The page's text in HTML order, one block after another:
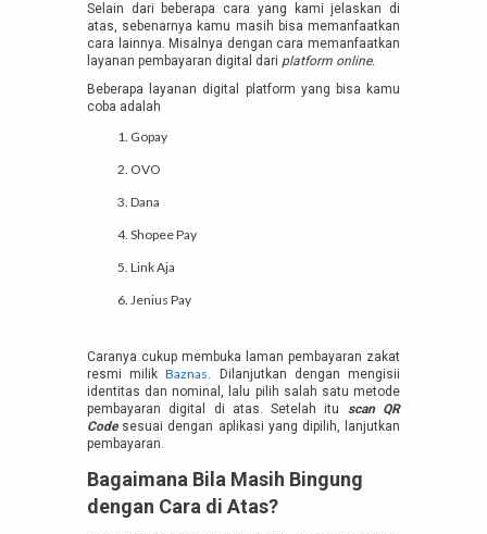
Selain dari beberapa cara yang kami jelaskan di
atas, sebenarnya kamu masih bisa memanfaatkan
cara lainnya. Misalnya dengan cara memanfaatkan
layanan pembayaran digital dari platform online.
Beberapa layanan digital platform yang bisa kamu
coba adalah
Gopay
OVO
Dana
Shopee Pay
Link Aja
Jenius Pay
Caranya cukup membuka laman pembayaran zakat
resmi milikBaznas. Dilanjutkan dengan mengisii
identitas dan nominal, lalu pilih salah satu metode
pembayaran digital di atas. Setelah itu scan QR
Code sesuai dengan aplikasi yang dipilih, lanjutkan
pembayaran.
Bagaimana Bila Masih Bingung
dengan Cara di Atas?